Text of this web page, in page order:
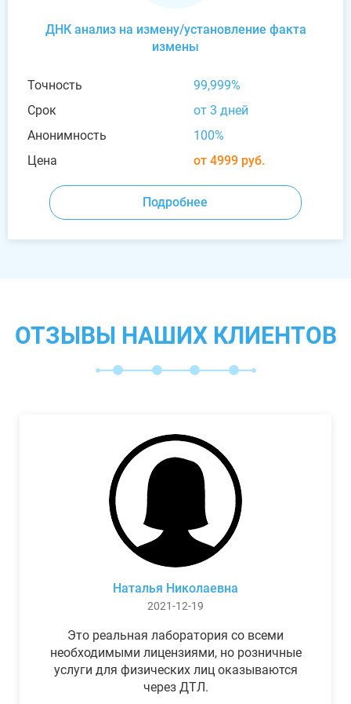
ДНК анализ на измену/установление факта
измены
Точность
99,999%
Срок
от 3 дней
Анонимность
100%
Цена
от 4999 руб.
Подробнее
ОТЗЫВЫ НАШИХ КЛИЕНТОВ
Наталья Николаевна
2021-12-19
Это реальная лаборатория со всеми
необходимыми лицензиями, но розничные
услуги для физических лиц оказываются
через ДТЛ.